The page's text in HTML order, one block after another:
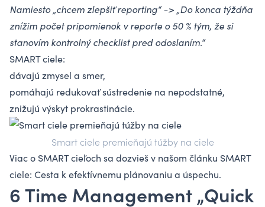
Namiesto „chcem zlepšiť reporting“ -> „Do konca týždňa
znížim počet pripomienok v reporte o 50 % tým, že si
stanovím kontrolný checklist pred odoslaním.“
SMART ciele:
dávajú zmysel a smer,
pomáhajú redukovať sústredenie na nepodstatné,
znižujú výskyt prokrastinácie.
Smart ciele premieňajú túžby na ciele
Viac o SMART cieľoch sa dozvieš v našom článku SMART
ciele: Cesta k efektívnemu plánovaniu a úspechu.
6 Time Management „Quick